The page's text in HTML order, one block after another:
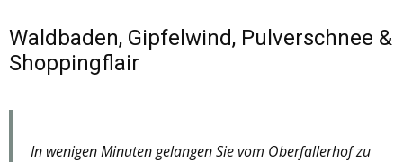
Waldbaden, Gipfelwind, Pulverschnee &
Shoppingflair
In wenigen Minuten gelangen Sie vom Oberfallerhof zu